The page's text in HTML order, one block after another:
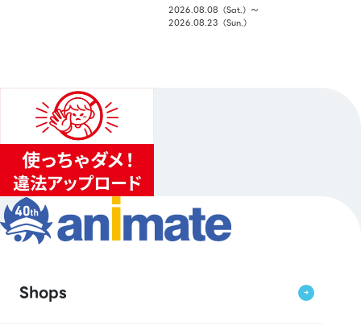
2026.08.08（Sat.）〜
2026.08.23（Sun.）
Shops